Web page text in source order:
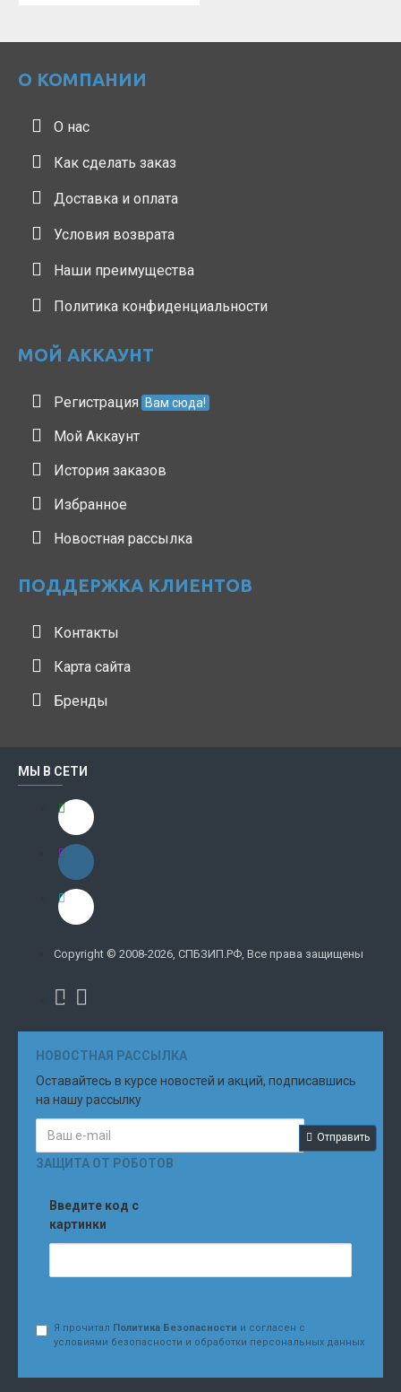
О КОМПАНИИ
О нас
Как сделать заказ
Доставка и оплата
Условия возврата
Наши преимущества
Политика конфиденциальности
МОЙ АККАУНТ
Регистрация Вам сюда!
Мой Аккаунт
История заказов
Избранное
Новостная рассылка
ПОДДЕРЖКА КЛИЕНТОВ
Контакты
Карта сайта
Бренды
МЫ В СЕТИ
Copyright © 2008-2026, СПБЗИП.РФ, Все права защищены
НОВОСТНАЯ РАССЫЛКА
Оставайтесь в курсе новостей и акций, подписавшись
на нашу рассылку
Отправить
ЗАЩИТА ОТ РОБОТОВ
Введите код с
картинки
Я прочитал Политика Безопасности и согласен с
условиями безопасности и обработки персональных данных